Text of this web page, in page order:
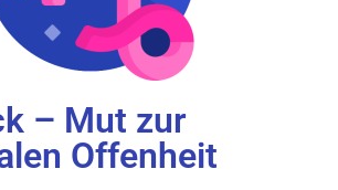
– Mut zur
Offenheit